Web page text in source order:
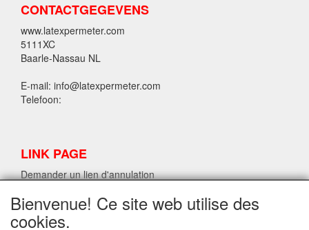
CONTACTGEGEVENS
www.latexpermeter.com
5111XC
Baarle-Nassau NL
E-mail: info@latexpermeter.com
Telefoon:
LINK PAGE
Demander un lien d'annulation
INFORMATIONS SUR LE LATEX LPM.
Bienvenue! Ce site web utilise des
cookies.